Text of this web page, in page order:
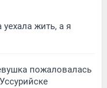
жить, а я
пожаловалась